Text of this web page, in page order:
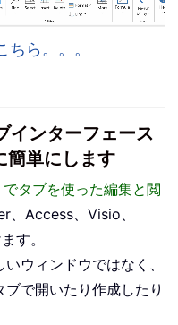
ら。。。
インターフェース
簡単にします
タブを使った編集と閲
、Access、Visio、
す。
ウィンドウではなく、
で開いたり作成したり